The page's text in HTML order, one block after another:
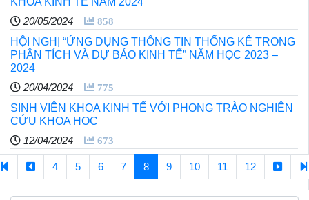
20/05/2024
858
HỘI NGHỊ “ỨNG DỤNG THÔNG TIN THỐNG KÊ TRONG
PHÂN TÍCH VÀ DỰ BÁO KINH TẾ” NĂM HỌC 2023 –
2024
20/04/2024
775
SINH VIÊN KHOA KINH TẾ VỚI PHONG TRÀO NGHIÊN
CỨU KHOA HỌC
12/04/2024
673
4 5 6 7 8 9 10 11 12